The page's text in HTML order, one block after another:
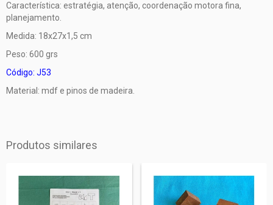
Característica: estratégia, atenção, coordenação motora fina,
planejamento.
Medida: 18x27x1,5 cm
Peso: 600 grs
Código: J53
Material: mdf e pinos de madeira.
Produtos similares